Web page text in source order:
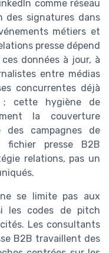
comme réseau
des signatures dans
métiers et
presse dépend
données à jour, à
entre médias
concurrentes déjà
; cette hygiène de
la couverture
des campagnes de
fichier presse B2B
relations, pas un
se limite pas aux
les codes de pitch
Les consultants
B2B travaillent des